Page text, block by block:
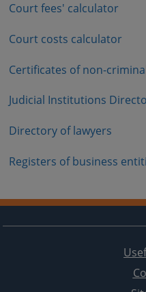
Court fees' calculator
Court costs calculator
Certificates of non-
Judicial Institutions
Directory of lawyers
Registers of business